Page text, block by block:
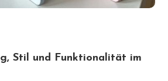
Stil und Funktionalität im